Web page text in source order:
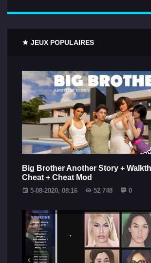
JEUX POPULAIRES
Big Brother Another Story +
Cheat + Cheat Mod
5-08-2020, 08:16 52 748 0